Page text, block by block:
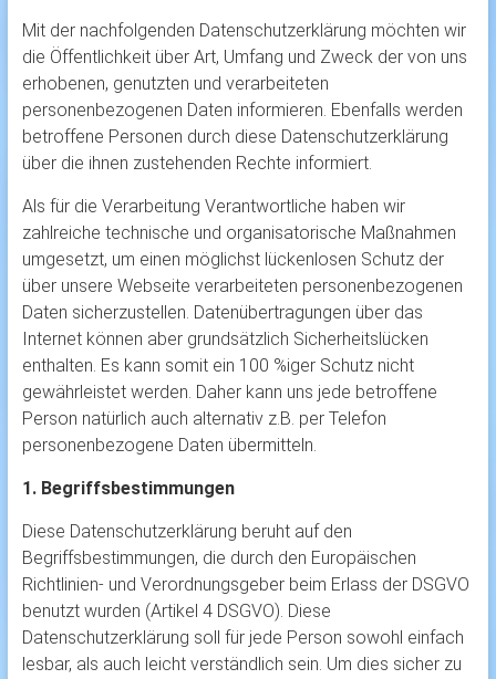
Mit der nachfolgenden Datenschutzerklärung möchten wir
die Öffentlichkeit über Art, Umfang und Zweck der von uns
erhobenen, genutzten und verarbeiteten
personenbezogenen Daten informieren. Ebenfalls werden
betroffene Personen durch diese Datenschutzerklärung
über die ihnen zustehenden Rechte informiert.
Als für die Verarbeitung Verantwortliche haben wir
zahlreiche technische und organisatorische Maßnahmen
umgesetzt, um einen möglichst lückenlosen Schutz der
über unsere Webseite verarbeiteten personenbezogenen
Daten sicherzustellen. Datenübertragungen über das
Internet können aber grundsätzlich Sicherheitslücken
enthalten. Es kann somit ein 100 %iger Schutz nicht
gewährleistet werden. Daher kann uns jede betroffene
Person natürlich auch alternativ z.B. per Telefon
personenbezogene Daten übermitteln.
1. Begriffsbestimmungen
Diese Datenschutzerklärung beruht auf den
Begriffsbestimmungen, die durch den Europäischen
Richtlinien- und Verordnungsgeber beim Erlass der DSGVO
benutzt wurden (Artikel 4 DSGVO). Diese
Datenschutzerklärung soll für jede Person sowohl einfach
lesbar, als auch leicht verständlich sein. Um dies sicher zu